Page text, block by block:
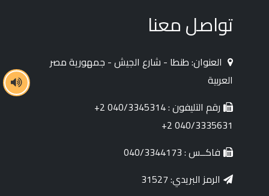
تواصل معنا
العنوان: طنطا - شارع الجيش - جمهورية مصر
العربية
رقم التليفون : 040/3345314 2+
040/3335631 2+
فاكــس : 040/3344173
الرمز البريدي: 31527